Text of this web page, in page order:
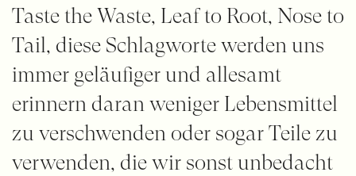
Taste the Waste, Leaf to Root, Nose to
Tail, diese Schlagworte werden uns
immer geläufiger und allesamt
erinnern daran weniger Lebensmittel
zu verschwenden oder sogar Teile zu
verwenden, die wir sonst unbedacht